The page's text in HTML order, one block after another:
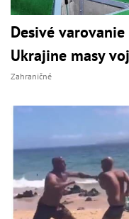
Desivé
Ukrajine masy
Zahraničné